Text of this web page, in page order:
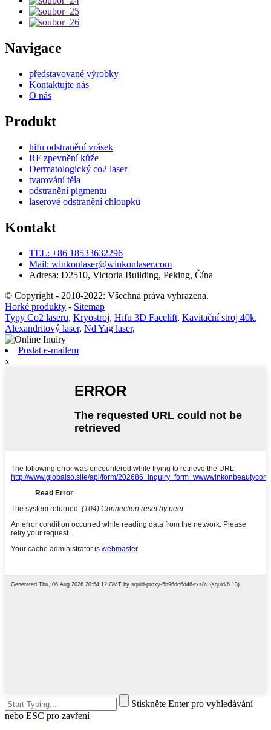
Navigace
představované výrobky
Kontaktujte nás
O nás
Produkt
hifu odstranění vrásek
RF zpevnění kůže
Dermatologický co2 laser
tvarování těla
odstranění pigmentu
laserové odstranění chloupků
Kontakt
TEL: +86 18533632296
Mail: winkonlaser@winkonlaser.com
Adresa: D2510, Victoria Building, Peking, Čína
© Copyright - 2010-2022: Všechna práva vyhrazena.
Horké produkty - Sitemap
Typy Co2 laseru, Kryostroj, Hifu 3D Facelift, Kavitační stroj 40k,
Alexandritový laser, Nd Yag laser,
Poslat e-mailem
x
Stiskněte Enter pro vyhledávání
nebo ESC pro zavření